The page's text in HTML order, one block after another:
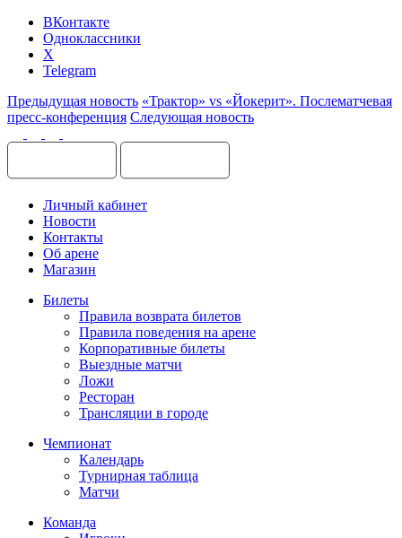
ВКонтакте
Одноклассники
X
Telegram
Предыдущая новость «Трактор» vs «Йокерит». Послематчевая
пресс-конференция Следующая новость
Личный кабинет
Новости
Контакты
Об арене
Магазин
Билеты
Правила возврата билетов
Правила поведения на арене
Корпоративные билеты
Выездные матчи
Ложи
Ресторан
Трансляции в городе
Чемпионат
Календарь
Турнирная таблица
Матчи
Команда